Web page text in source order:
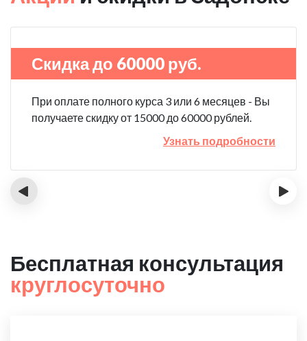
Скидка до 60000 руб.
При оплате полного курса 3 или 6 месяцев - Вы
получаете скидку от 15000 до 60000 рублей.
Узнать подробности
‹ ›
Бесплатная консультация
круглосуточно